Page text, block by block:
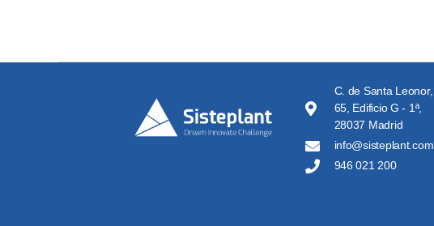
C. de Santa Leonor,
65, Edificio G - 1ª,
28037 Madrid
info@sisteplant.com
946 021 200